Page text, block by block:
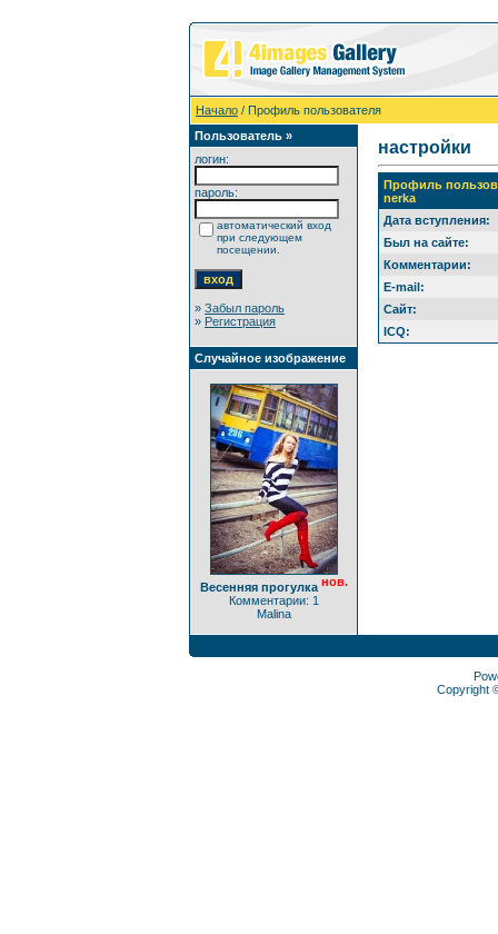
Начало / Профиль пользователя
Пользователь »
логин:
пароль:
автоматический вход
при следующем
посещении.
» Забыл пароль
» Регистрация
Случайное изображение
Весенняя прогулка нов.
Комментарии: 1
Malina
настройки
Профиль
nerka
Дата вступления:
Был на сайте:
Комментарии:
E-mail:
Сайт:
ICQ:
Copyright